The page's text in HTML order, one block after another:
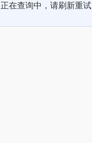
正在查询中，请刷新重试